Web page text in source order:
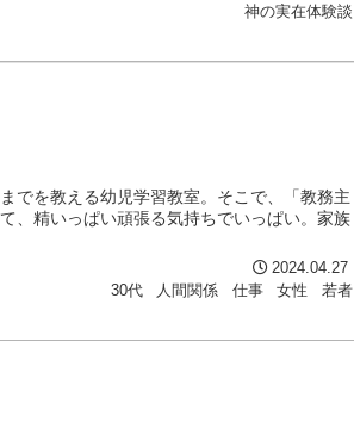
神の実在体験談
でを教える幼児学習教室。そこで、「教務主
、精いっぱい頑張る気持ちでいっぱい。家族
2024.04.27
30代
人間関係 仕事 女性 若者